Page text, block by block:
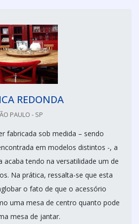
REDONDA
PAULO - SP
fabricada sob medida – sendo
em modelos distintos -, a
acaba tendo na versatilidade um de
Na prática, ressalta-se que esta
o fato de que o acessório
uma mesa de centro quanto pode
mesa de jantar.